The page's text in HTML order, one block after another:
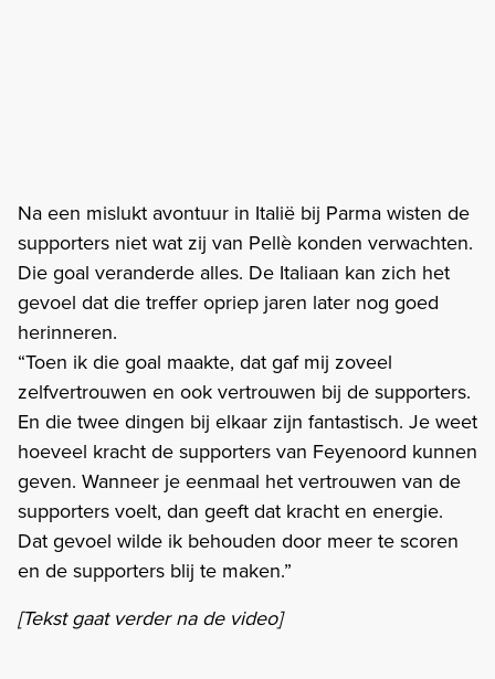
Na een mislukt avontuur in Italië bij Parma wisten de
supporters niet wat zij van Pellè konden verwachten.
Die goal veranderde alles. De Italiaan kan zich het
gevoel dat die treffer opriep jaren later nog goed
herinneren.
“Toen ik die goal maakte, dat gaf mij zoveel
zelfvertrouwen en ook vertrouwen bij de supporters.
En die twee dingen bij elkaar zijn fantastisch. Je weet
hoeveel kracht de supporters van Feyenoord kunnen
geven. Wanneer je eenmaal het vertrouwen van de
supporters voelt, dan geeft dat kracht en energie.
Dat gevoel wilde ik behouden door meer te scoren
en de supporters blij te maken.”
[Tekst gaat verder na de video]